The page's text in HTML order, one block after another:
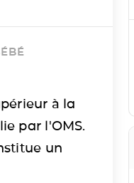
à la
par l'OMS.
un